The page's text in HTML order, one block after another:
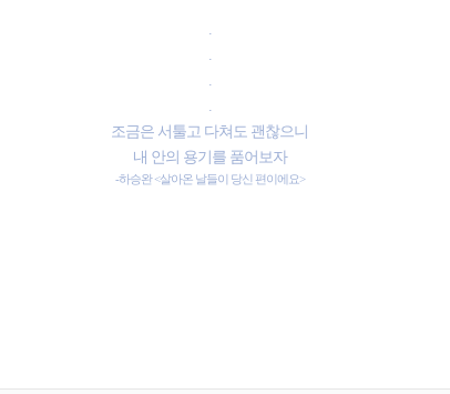
.
.
.
.
조금은 서툴고 다쳐도 괜찮으니
내 안의 용기를 품어보자
-하승완 <살아온 날들이 당신 편이에요>